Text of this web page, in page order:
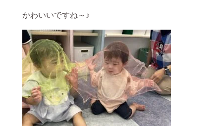
かわいいですね～♪